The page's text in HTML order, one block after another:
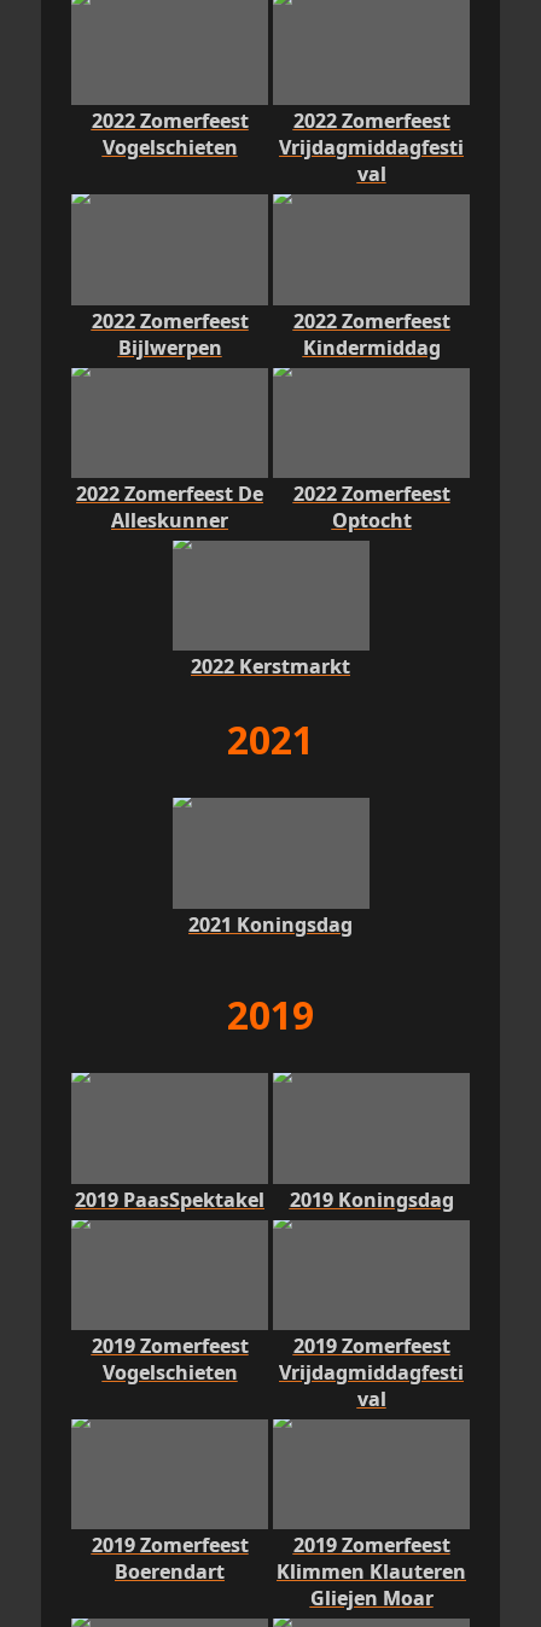
2022 Zomerfeest
Vogelschieten
2022 Zomerfeest
Vrijdagmiddagfesti
val
2022 Zomerfeest
Bijlwerpen
2022 Zomerfeest
Kindermiddag
2022 Zomerfeest De
Alleskunner
2022 Zomerfeest
Optocht
2022 Kerstmarkt
2021
2021 Koningsdag
2019
2019 PaasSpektakel 2019 Koningsdag
2019 Zomerfeest
Vogelschieten
2019 Zomerfeest
Vrijdagmiddagfesti
val
2019 Zomerfeest
Boerendart
2019 Zomerfeest
Klimmen Klauteren
Gliejen Moar